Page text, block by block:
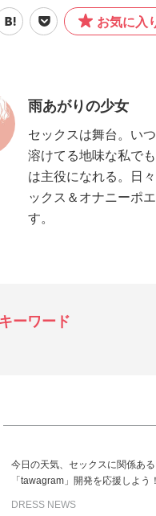
お気に入
雨あがりの少女
セックスは舞台。い
溶けてる地味な私で
は主役になれる。日
ックス＆オナニーポ
す。
ーワード
今日の天気、セックスに関係あ
「tawagram」開発を応援しよう！
DRESS NEWS